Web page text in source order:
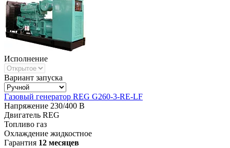
Исполнение
Вариант запуска
Газовый генератор REG G260-3-RE-LF
Напряжение 230/400 В
Двигатель REG
Топливо газ
Охлаждение жидкостное
Гарантия 12 месяцев